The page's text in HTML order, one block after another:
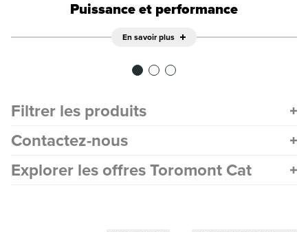
Puissance et performance
En savoir plus
Filtrer les produits
Contactez-nous
Explorer les offres Toromont Cat